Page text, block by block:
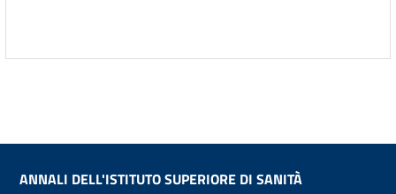
ANNALI DELL'ISTITUTO SUPERIORE DI SANITÀ